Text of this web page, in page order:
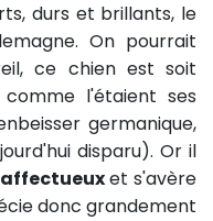
durs et brillants, le
On pourrait
ce chien est soit
l'étaient ses
germanique,
disparu). Or il
et s'avère
donc grandement